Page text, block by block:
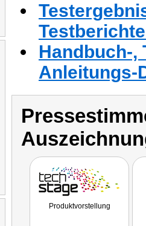
Handbuch-,
Anleitungs-
Produktvorstellung